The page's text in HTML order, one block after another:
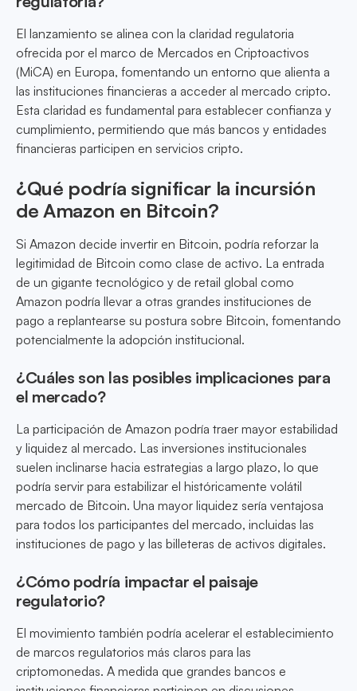
El lanzamiento se alinea con la claridad regulatoria
ofrecida por el marco de Mercados en Criptoactivos
(MiCA) en Europa, fomentando un entorno que alienta a
las instituciones financieras a acceder al mercado cripto.
Esta claridad es fundamental para establecer confianza y
cumplimiento, permitiendo que más bancos y entidades
financieras participen en servicios cripto.
¿Qué podría significar la incursión
de Amazon en Bitcoin?
Si Amazon decide invertir en Bitcoin, podría reforzar la
legitimidad de Bitcoin como clase de activo. La entrada
de un gigante tecnológico y de retail global como
Amazon podría llevar a otras grandes instituciones de
pago a replantearse su postura sobre Bitcoin, fomentando
potencialmente la adopción institucional.
¿Cuáles son las posibles implicaciones para
el mercado?
La participación de Amazon podría traer mayor estabilidad
y liquidez al mercado. Las inversiones institucionales
suelen inclinarse hacia estrategias a largo plazo, lo que
podría servir para estabilizar el históricamente volátil
mercado de Bitcoin. Una mayor liquidez sería ventajosa
para todos los participantes del mercado, incluidas las
instituciones de pago y las billeteras de activos digitales.
¿Cómo podría impactar el paisaje
regulatorio?
El movimiento también podría acelerar el establecimiento
de marcos regulatorios más claros para las
criptomonedas. A medida que grandes bancos e